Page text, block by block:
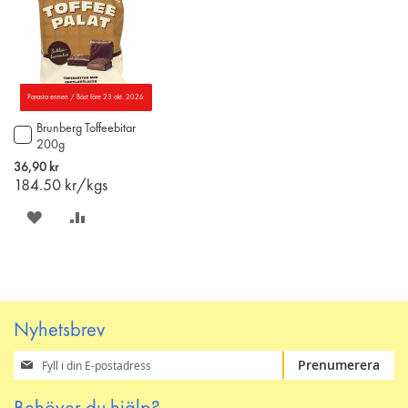
Parasta ennen / Bäst före 23 okt. 2026
Brunberg Toffeebitar
200g
36,90 kr
184.50 kr/kgs
Lägg
till
i
varukorgen
SPARA
Nyhetsbrev
Prenumerera
på
Prenumerera